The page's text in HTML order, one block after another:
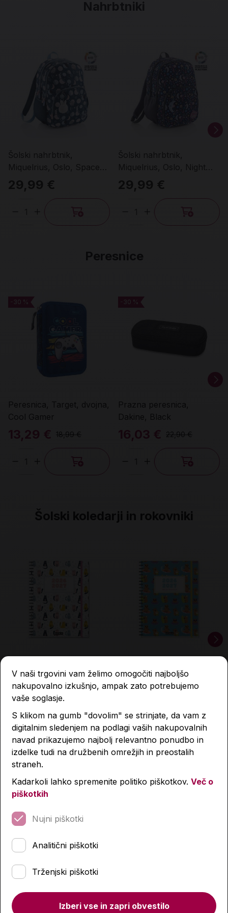
Nahrbtniki
Šolski nahrbtnik,
Miquelrius, Oslo, Space
Bunny
29,99 €
Šolski nahrbtnik,
Miquelrius, Oslo, Night
Garden
29,99 €
Peresnice
-30 %
Peresnica, Target, dvojna,
Cool Gamer
-30 %
13,29 € 18,99 €
-30 %
Prazna peresnica,
Dakine, Black
-30 %
16,03 € 22,90 €
Količina
Šolski koledarji in rokovniki
2026/27
14,99 €
Količina
2026/27
14,99 €
Količina
Šolski kalkulatorji
V naši trgovini vam želimo omogočiti najboljšo
nakupovalno izkušnjo, ampak zato potrebujemo
vaše soglasje.
S klikom na gumb "dovolim" se strinjate, da vam z
digitalnim sledenjem na podlagi vaših nakupovalnih
navad prikazujemo najbolj relevantno ponudbo in
izdelke tudi na družbenih omrežjih in preostalih
straneh.
Kadarkoli lahko spremenite politiko piškotkov. Več o
piškotkih
Nujni piškotki
Analitični piškotki
Trženjski piškotki
Izberi vse in zapri obvestilo